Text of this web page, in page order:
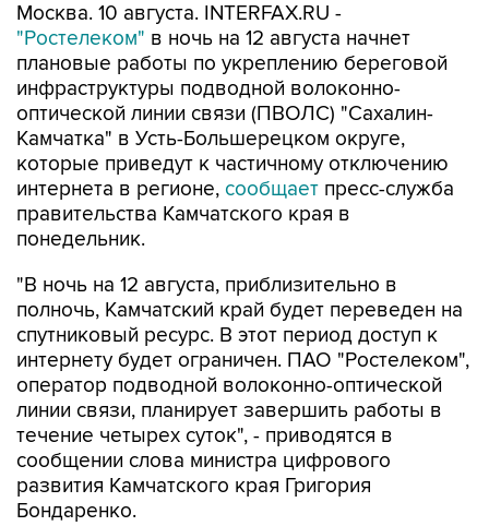
Москва. 10 августа. INTERFAX.RU -
"Ростелеком" в ночь на 12 августа начнет
плановые работы по укреплению береговой
инфраструктуры подводной волоконно-
оптической линии связи (ПВОЛС) "Сахалин-
Камчатка" в Усть-Большерецком округе,
которые приведут к частичному отключению
интернета в регионе, сообщает пресс-служба
правительства Камчатского края в
понедельник.
"В ночь на 12 августа, приблизительно в
полночь, Камчатский край будет переведен на
спутниковый ресурс. В этот период доступ к
интернету будет ограничен. ПАО "Ростелеком",
оператор подводной волоконно-оптической
линии связи, планирует завершить работы в
течение четырех суток", - приводятся в
сообщении слова министра цифрового
развития Камчатского края Григория
Бондаренко.